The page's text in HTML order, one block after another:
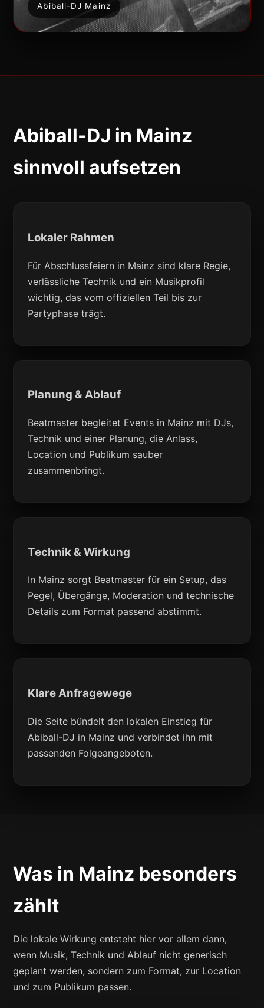
Abiball-DJ Mainz
Abiball-DJ in Mainz
sinnvoll aufsetzen
Lokaler Rahmen
Für Abschlussfeiern in Mainz sind klare Regie,
verlässliche Technik und ein Musikprofil
wichtig, das vom offiziellen Teil bis zur
Partyphase trägt.
Planung & Ablauf
Beatmaster begleitet Events in Mainz mit DJs,
Technik und einer Planung, die Anlass,
Location und Publikum sauber
zusammenbringt.
Technik & Wirkung
In Mainz sorgt Beatmaster für ein Setup, das
Pegel, Übergänge, Moderation und technische
Details zum Format passend abstimmt.
Klare Anfragewege
Die Seite bündelt den lokalen Einstieg für
Abiball-DJ in Mainz und verbindet ihn mit
passenden Folgeangeboten.
Was in Mainz besonders
zählt
Die lokale Wirkung entsteht hier vor allem dann,
wenn Musik, Technik und Ablauf nicht generisch
geplant werden, sondern zum Format, zur Location
und zum Publikum passen.